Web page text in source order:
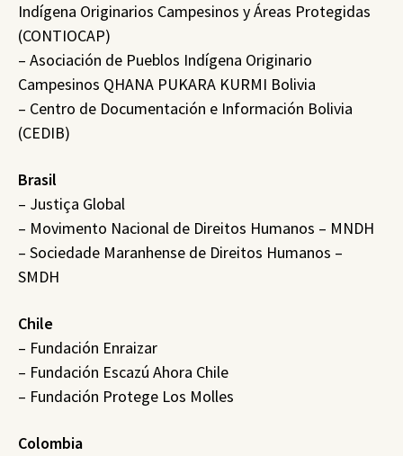
Indígena Originarios Campesinos y Áreas Protegidas
(CONTIOCAP)
– Asociación de Pueblos Indígena Originario
Campesinos QHANA PUKARA KURMI Bolivia
– Centro de Documentación e Información Bolivia
(CEDIB)
Brasil
– Justiça Global
– Movimento Nacional de Direitos Humanos – MNDH
– Sociedade Maranhense de Direitos Humanos –
SMDH
Chile
– Fundación Enraizar
– Fundación Escazú Ahora Chile
– Fundación Protege Los Molles
Colombia